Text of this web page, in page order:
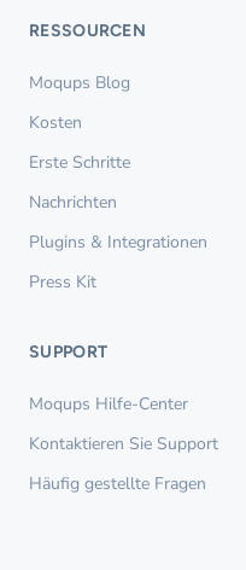
RESSOURCEN
Moqups Blog
Kosten
Erste Schritte
Nachrichten
Plugins & Integrationen
Press Kit
SUPPORT
Moqups Hilfe-Center
Kontaktieren Sie Support
Häufig gestellte Fragen